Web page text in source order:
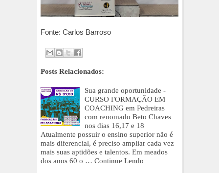
Fonte: Carlos Barroso
Posts Relacionados:
Sua grande oportunidade -
CURSO FORMAÇÃO EM
COACHING em Pedreiras
com renomado Beto Chaves
nos dias 16,17 e 18
Atualmente possuir o ensino superior não é
mais diferencial, é preciso ampliar cada vez
mais suas aptidões e talentos. Em meados
dos anos 60 o … Continue Lendo